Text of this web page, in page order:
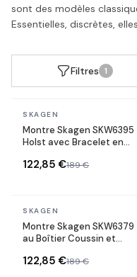
sont des modèles
Essentielles, discrètes,
Filtres 1
En stock
SKAGEN
Montre Skagen SKW6395
Holst avec Bracelet en
122,85 €189 €
En stock
SKAGEN
Montre Skagen SKW6379
au Boîtier Coussin et
122,85 €189 €